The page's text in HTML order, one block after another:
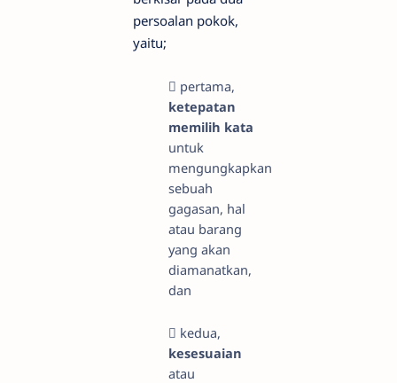
persoalan pokok,
yaitu;
 pertama,
ketepatan
memilih kata
untuk
mengungkapkan
sebuah
gagasan, hal
atau barang
yang akan
diamanatkan,
dan
 kedua,
kesesuaian
atau